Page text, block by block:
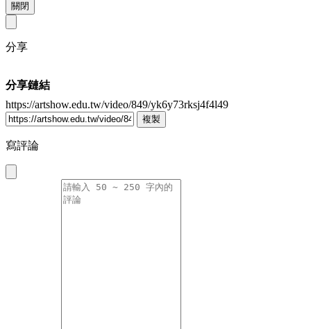
關閉
分享
分享鏈結
https://artshow.edu.tw/video/849/yk6y73rksj4f4l49
複製
寫評論